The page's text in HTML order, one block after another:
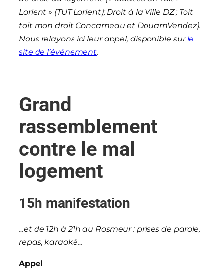
Lorient » (TUT Lorient); Droit à la Ville DZ ; Toit
toit mon droit Concarneau et DouarnVendez).
Nous relayons ici leur appel, disponible surle
site de l’événement.
Grand
rassemblement
contre le mal
logement
15h manifestation
…et de 12h à 21h au Rosmeur : prises de parole,
repas, karaoké…
Appel